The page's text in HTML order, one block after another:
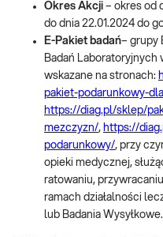
Okres Akcji – okres od
do dnia 22.01.2024 do
E-Pakiet badań– grupy
Badań Laboratoryjnych
wskazane na stronach:
pakiet-podarunkowy-
https://diag.pl/sklep/
mezczyzn/, https://
podarunkowy/, przy
opieki medycznej,
ratowaniu,
ramach działalności
lub Badania Wysyłkowe.